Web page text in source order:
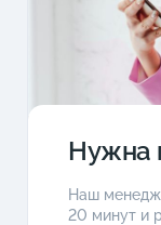
Нужна
Наш
20 минут и